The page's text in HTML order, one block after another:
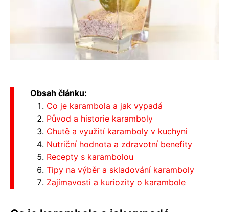
Obsah článku:
Co je karambola a jak vypadá
Původ a historie karamboly
Chutě a využití karamboly v kuchyni
Nutriční hodnota a zdravotní benefity
Recepty s karambolou
Tipy na výběr a skladování karamboly
Zajímavosti a kuriozity o karambole